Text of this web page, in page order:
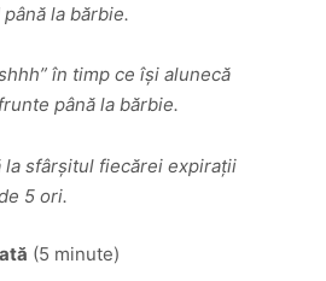
la bărbie.
în timp ce își alunecă
până la bărbie.
la sfârșitul fiecărei expirații
5 ori.
(5 minute)